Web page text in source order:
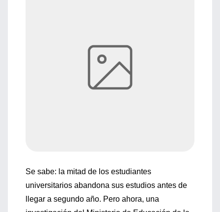
Se sabe: la mitad de los estudiantes
universitarios abandona sus estudios antes de
llegar a segundo año. Pero ahora, una